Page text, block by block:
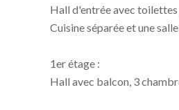
Hall d'entrée avec toilettes
Cuisine séparée et une
1er étage :
Hall avec balcon, 3